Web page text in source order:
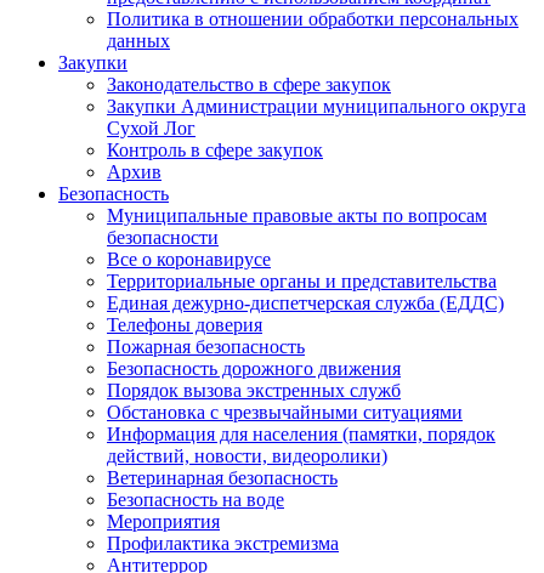
Политика в отношении обработки персональных
данных
Закупки
Законодательство в сфере закупок
Закупки Администрации муниципального округа
Сухой Лог
Контроль в сфере закупок
Архив
Безопасность
Муниципальные правовые акты по вопросам
безопасности
Все о коронавирусе
Территориальные органы и представительства
Единая дежурно-диспетчерская служба (ЕДДС)
Телефоны доверия
Пожарная безопасность
Безопасность дорожного движения
Порядок вызова экстренных служб
Обстановка с чрезвычайными ситуациями
Информация для населения (памятки, порядок
действий, новости, видеоролики)
Ветеринарная безопасность
Безопасность на воде
Мероприятия
Профилактика экстремизма
Антитеррор